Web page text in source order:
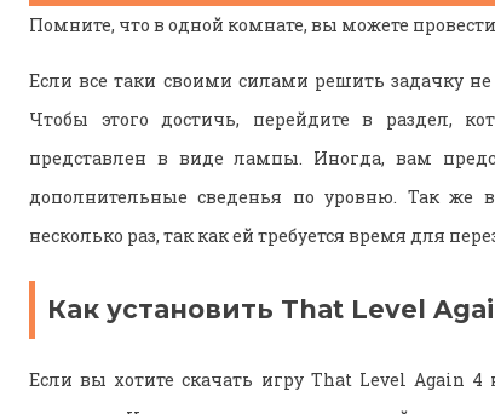
Помните, что в одной комнате, вы можете
Если все таки своими силами решить задачку не
Чтобы этого достичь, перейдите в раздел,
представлен в виде лампы. Иногда, вам
дополнительные сведенья по уровню. Так же
несколько раз, так как ей требуется время для
Как установить That Level
Если вы хотите скачать игру That Level Again 4